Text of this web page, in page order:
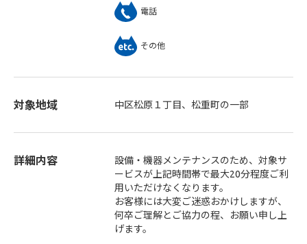
電話
その他
対象地域 中区松原１丁目、松重町の一部
詳細内容
設備・機器メンテナンスのため、対象サ
ービスが上記時間帯で最大20分程度ご利
用いただけなくなります。
お客様には大変ご迷惑おかけしますが、
何卒ご理解とご協力の程、お願い申し上
げます。